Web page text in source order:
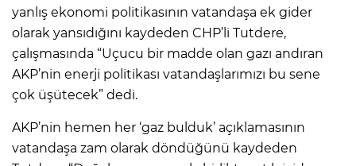
yanlış ekonomi politikasının vatandaşa ek gider
olarak yansıdığını kaydeden CHP’li Tutdere,
çalışmasında “Uçucu bir madde olan gazı andıran
AKP’nin enerji politikası vatandaşlarımızı bu sene
çok üşütecek” dedi.
AKP’nin hemen her ‘gaz bulduk’ açıklamasının
vatandaşa zam olarak döndüğünü kaydeden